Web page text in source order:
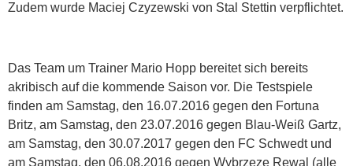
Zudem wurde Maciej Czyzewski von Stal Stettin verpflichtet.
Das Team um Trainer Mario Hopp bereitet sich bereits
akribisch auf die kommende Saison vor. Die Testspiele
finden am Samstag, den 16.07.2016 gegen den Fortuna
Britz, am Samstag, den 23.07.2016 gegen Blau-Weiß Gartz,
am Samstag, den 30.07.2017 gegen den FC Schwedt und
am Samstag, den 06.08.2016 gegen Wybrzeze Rewal (alle